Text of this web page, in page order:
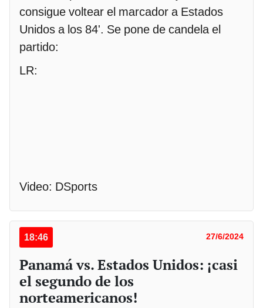
consigue voltear el marcador a Estados
Unidos a los 84'. Se pone de candela el
partido:
LR:
Video: DSports
18:46 27/6/2024
Panamá vs. Estados Unidos: ¡casi
el segundo de los
norteamericanos!